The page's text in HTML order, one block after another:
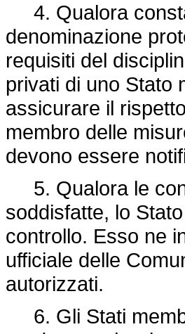
4. Qualora
denominazione
requisiti del
privati di uno Stato
assicurare il
membro delle
devono essere
5. Qualora le
soddisfatte, lo
controllo. Esso ne
ufficiale delle
autorizzati.
6. Gli Stati